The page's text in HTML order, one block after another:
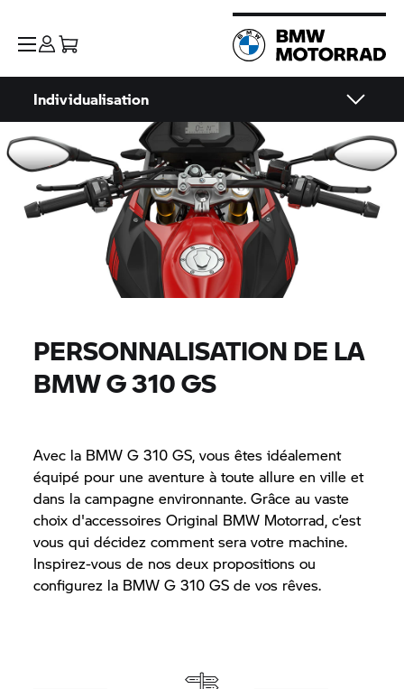
Individualisation
PERSONNALISATION DE LA
BMWG 310 GS
Avec la BMWG 310 GS, vous êtes idéalement
équipé pour une aventure à toute allure en ville et
dans la campagne environnante. Grâce au vaste
choix d'accessoires Original BMW Motorrad, c’est
vous qui décidez comment sera votre machine.
Inspirez-vous de nos deux propositions ou
configurez la BMW G 310 GS de vos rêves.